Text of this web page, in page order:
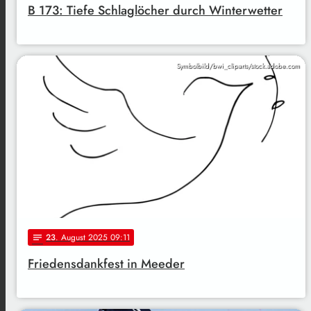
B 173: Tiefe Schlaglöcher durch Winterwetter
Symbolbild/bwi_cliparts/stock.adobe.com
notes 23. August 2025 09:11
Friedensdankfest in Meeder